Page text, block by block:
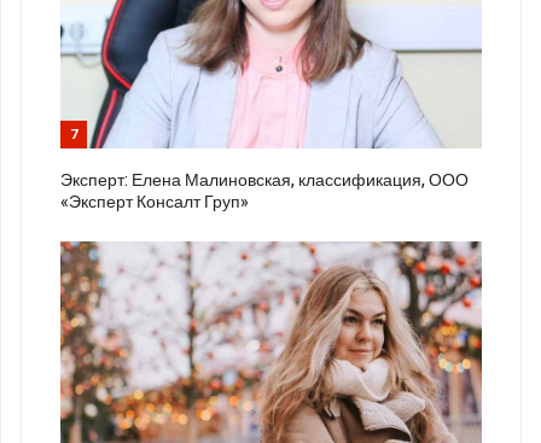
7
Эксперт: Елена Малиновская, классификация, ООО
«Эксперт Консалт Груп»